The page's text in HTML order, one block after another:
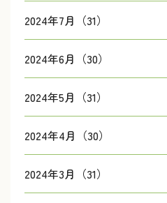
2024年7月（31）
2024年6月（30）
2024年5月（31）
2024年4月（30）
2024年3月（31）